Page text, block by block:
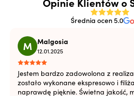
Średnia ocen 5.0
M Malgosia
12.01.2025
Jestem bardzo zadowolona z
zostało wykonane ekspresowo i
naprawdę pięknie. Świetna jakość,